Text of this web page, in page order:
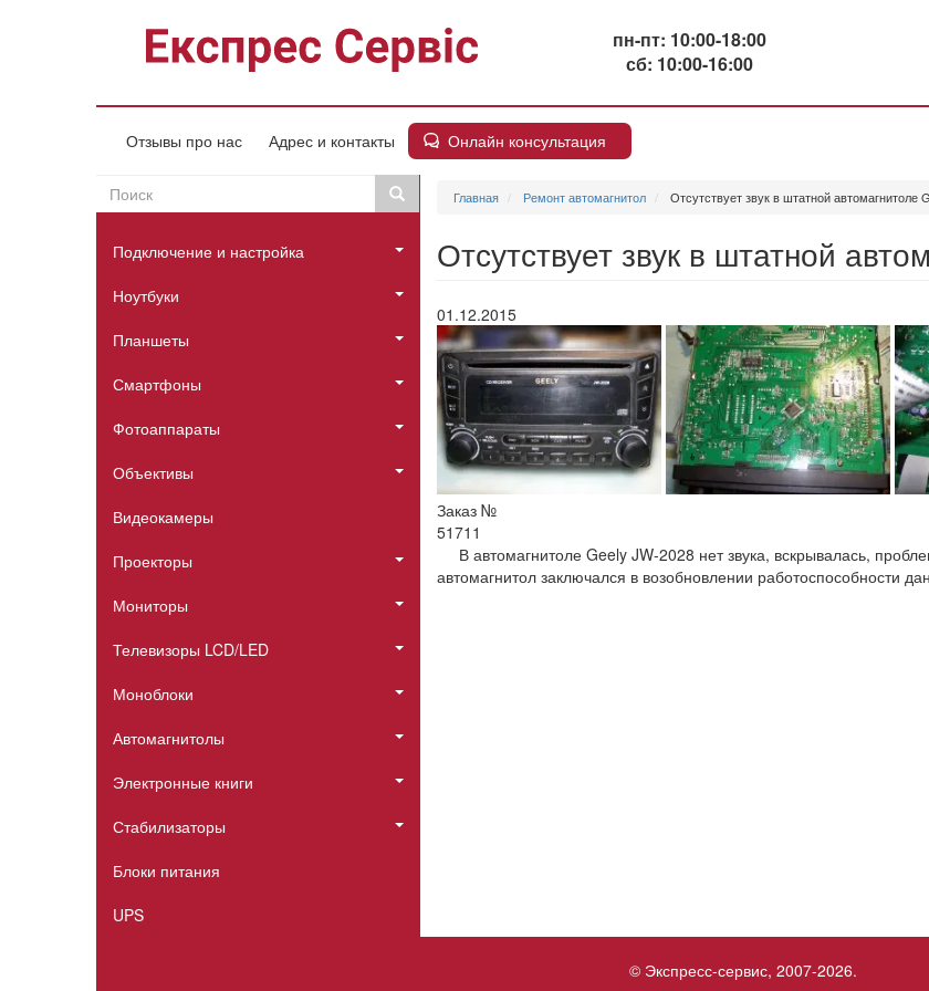
пн-пт: 10:00-18:00
сб: 10:00-16:00
Отзывы про нас Адрес и контакты Онлайн консультация
Пошукова
форма
Поиск Поиск
Головне
меню
Подключение и настройка
Ноутбуки
Планшеты
Смартфоны
Фотоаппараты
Объективы
Видеокамеры
Проекторы
Мониторы
Телевизоры LCD/LED
Моноблоки
Автомагнитолы
Электронные книги
Стабилизаторы
Блоки питания
UPS
Главная Ремонт автомагнитол Отсутствует звук в штатной автомагнитоле
Отсутствует звук в штатной
01.12.2015
Заказ №
51711
В автомагнитоле Geely JW-2028 нет звука, вскрывалась,
автомагнитол заключался в возобновлении работоспособности
© Экспресс-сервис, 2007-2026.